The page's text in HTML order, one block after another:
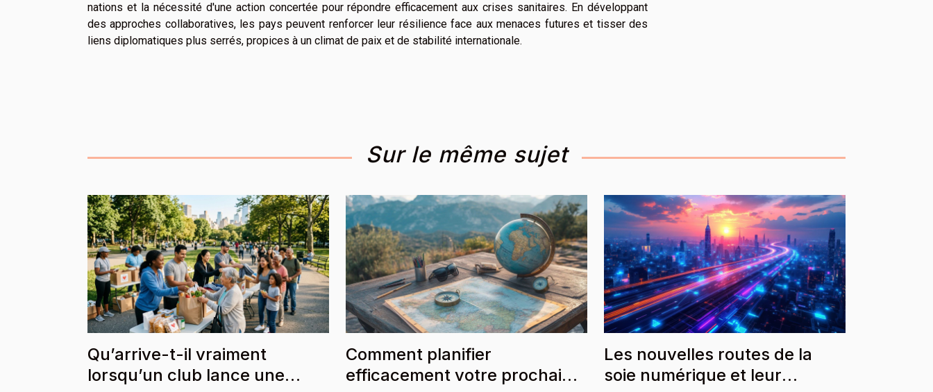
nations et la nécessité d'une action concertée pour répondre efficacement aux crises sanitaires. En développant
des approches collaboratives, les pays peuvent renforcer leur résilience face aux menaces futures et tisser des
liens diplomatiques plus serrés, propices à un climat de paix et de stabilité internationale.
Sur le même sujet
Qu’arrive-t-il vraiment
lorsqu’un club lance une
Comment planifier
efficacement votre prochaine
Les nouvelles routes de la
soie numérique et leur